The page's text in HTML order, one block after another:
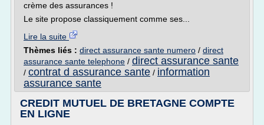
crème des assurances !
Le site propose classiquement comme ses...
Lire la suite
Thèmes liés : direct assurance sante numero / direct
assurance sante telephone / direct assurance sante
/ contrat d assurance sante / information
assurance sante
CREDIT MUTUEL DE BRETAGNE COMPTE
EN LIGNE